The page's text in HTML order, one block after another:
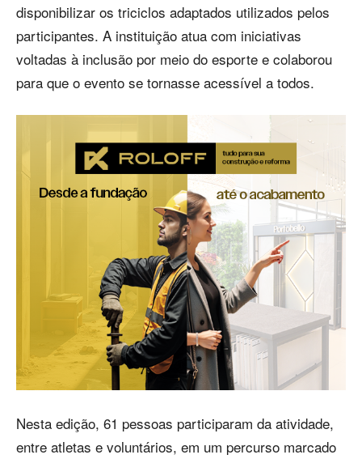
disponibilizar os triciclos adaptados utilizados pelos
participantes. A instituição atua com iniciativas
voltadas à inclusão por meio do esporte e colaborou
para que o evento se tornasse acessível a todos.
Nesta edição, 61 pessoas participaram da atividade,
entre atletas e voluntários, em um percurso marcado